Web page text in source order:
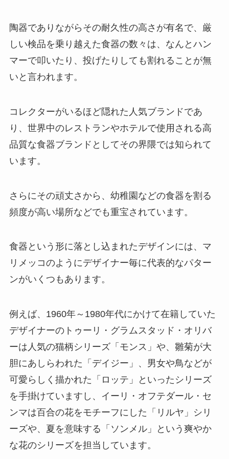
陶器でありながらその耐久性の高さが有名で、厳
しい検品を乗り越えた食器の数々は、なんとハン
マーで叩いたり、投げたりしても割れることが無
いと言われます。
コレクターがいるほど隠れた人気ブランドであ
り、世界中のレストランやホテルで使用される高
品質な食器ブランドとしてその界隈では知られて
います。
さらにその頑丈さから、幼稚園などの食器を割る
頻度が高い場所などでも重宝されています。
食器という形に落とし込まれたデザインには、マ
リメッコのようにデザイナー毎に代表的なパター
ンがいくつもあります。
例えば、1960年～1980年代にかけて在籍していた
デザイナーのトゥーリ・グラムスタッド・オリバ
ーは人気の猫柄シリーズ「モンス」や、雛菊が大
胆にあしらわれた「デイジー」、男女や鳥などが
可愛らしく描かれた「ロッテ」といったシリーズ
を手掛けていますし、イーリ・オフテダール・セ
ンマは百合の花をモチーフにした「リルヤ」シリ
ーズや、夏を意味する「ソンメル」という爽やか
な花のシリーズを担当しています。